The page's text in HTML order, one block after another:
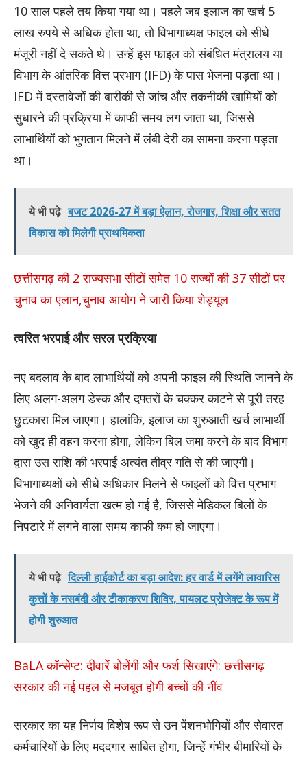
10 साल पहले तय किया गया था। पहले जब इलाज का खर्च 5
लाख रुपये से अधिक होता था, तो विभागाध्यक्ष फाइल को सीधे
मंजूरी नहीं दे सकते थे। उन्हें इस फाइल को संबंधित मंत्रालय या
विभाग के आंतरिक वित्त प्रभाग (IFD) के पास भेजना पड़ता था।
IFD में दस्तावेजों की बारीकी से जांच और तकनीकी खामियों को
सुधारने की प्रक्रिया में काफी समय लग जाता था, जिससे
लाभार्थियों को भुगतान मिलने में लंबी देरी का सामना करना पड़ता
था।
ये भी पढ़े बजट 2026-27 में बड़ा ऐलान, रोजगार, शिक्षा और सतत
विकास को मिलेगी प्राथमिकता
छत्तीसगढ़ की 2 राज्यसभा सीटों समेत 10 राज्यों की 37 सीटों पर
चुनाव का एलान,चुनाव आयोग ने जारी किया शेड्यूल
त्वरित भरपाई और सरल प्रक्रिया
नए बदलाव के बाद लाभार्थियों को अपनी फाइल की स्थिति जानने के
लिए अलग-अलग डेस्क और दफ्तरों के चक्कर काटने से पूरी तरह
छुटकारा मिल जाएगा। हालांकि, इलाज का शुरुआती खर्च लाभार्थी
को खुद ही वहन करना होगा, लेकिन बिल जमा करने के बाद विभाग
द्वारा उस राशि की भरपाई अत्यंत तीव्र गति से की जाएगी।
विभागाध्यक्षों को सीधे अधिकार मिलने से फाइलों को वित्त प्रभाग
भेजने की अनिवार्यता खत्म हो गई है, जिससे मेडिकल बिलों के
निपटारे में लगने वाला समय काफी कम हो जाएगा।
ये भी पढ़े दिल्ली हाईकोर्ट का बड़ा आदेश: हर वार्ड में लगेंगे लावारिस
कुत्तों के नसबंदी और टीकाकरण शिविर, पायलट प्रोजेक्ट के रूप में
होगी शुरुआत
BaLA कॉन्सेप्ट: दीवारें बोलेंगी और फर्श सिखाएंगे: छत्तीसगढ़
सरकार की नई पहल से मजबूत होगी बच्चों की नींव
सरकार का यह निर्णय विशेष रूप से उन पेंशनभोगियों और सेवारत
कर्मचारियों के लिए मददगार साबित होगा, जिन्हें गंभीर बीमारियों के